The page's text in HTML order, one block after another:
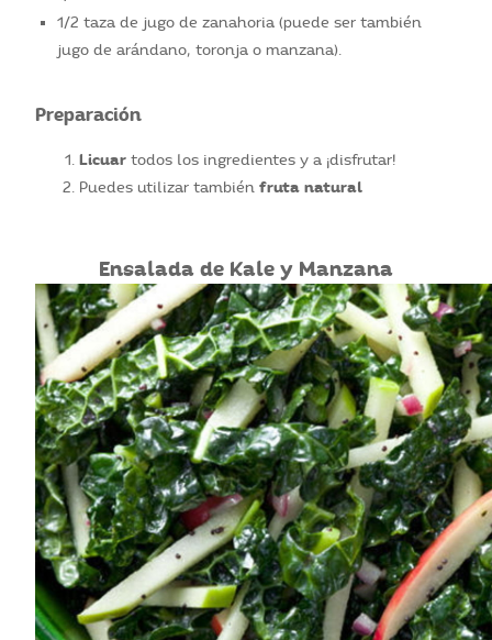
1/2 taza de jugo de zanahoria (puede ser también
jugo de arándano, toronja o manzana).
Preparación
Licuar todos los ingredientes y a ¡disfrutar!
Puedes utilizar tambiénfruta natural
Ensalada de Kale y Manzana